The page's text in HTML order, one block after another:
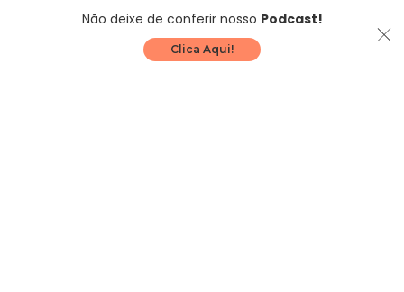
Não deixe de conferir nosso Podcast!
Clica Aqui!